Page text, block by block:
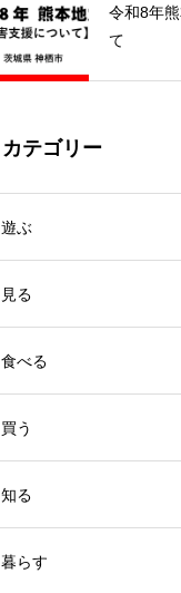
キャリ
環「キ
4」が開
鹿島ア
デイズ
魅力を
令和8年
て
カテゴリー
遊ぶ
見る
食べる
買う
知る
暮らす